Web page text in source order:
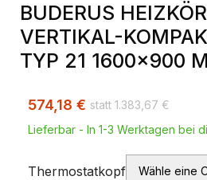
BUDERUS
VERTIKAL-
TYP 21 1600×900
1.383,67 €
574,18 €
Lieferbar - In 1-3 Werktagen bei
Thermostatkopf